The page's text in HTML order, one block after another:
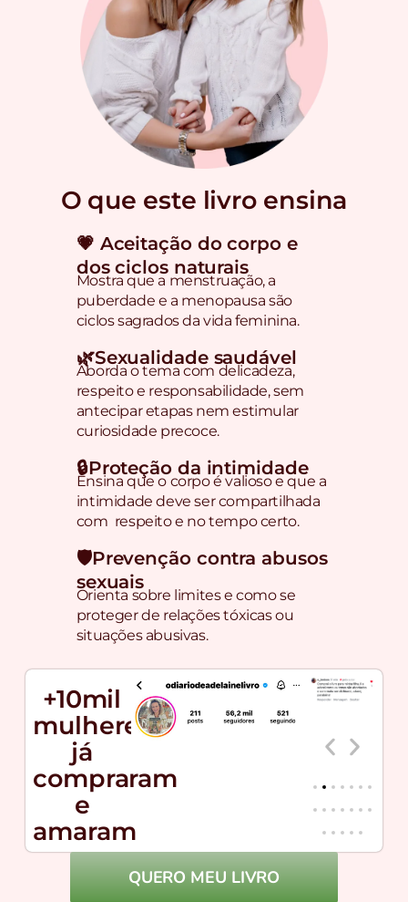
O que este livro ensina
💗 Aceitação do corpo e
dos ciclos naturais
Mostra que a menstruação, a
puberdade e a menopausa são
ciclos sagrados da vida feminina.
🌿Sexualidade saudável
Aborda o tema com delicadeza,
respeito e responsabilidade, sem
antecipar etapas nem estimular
curiosidade precoce.
🔒Proteção da intimidade
Ensina que o corpo é valioso e que a
intimidade deve ser compartilhada
com respeito e no tempo certo.
🛡️Prevenção contra abusos
sexuais
Orienta sobre limites e como se
proteger de relações tóxicas ou
situações abusivas.
+10mil
mulheres
já
compraram
e
amaram
QUERO MEU LIVRO